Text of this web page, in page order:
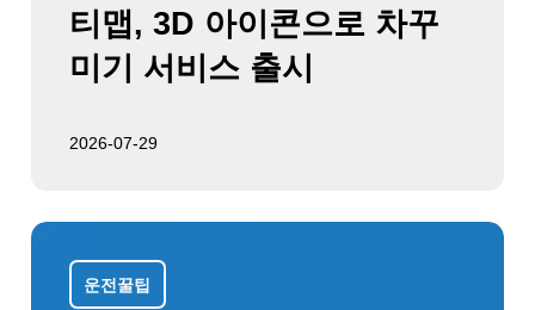
티맵, 3D 아이콘으로 차꾸
미기 서비스 출시
2026-07-29
운전꿀팁